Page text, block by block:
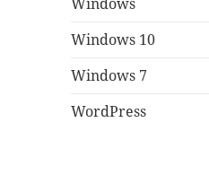
Windows 10
Windows 7
WordPress